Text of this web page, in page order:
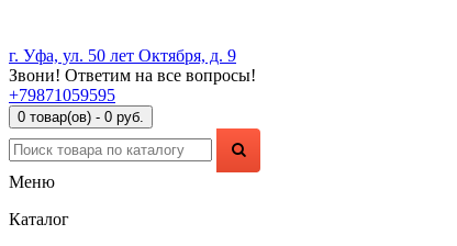
г. Уфа, ул. 50 лет Октября, д. 9
Звони! Ответим на все вопросы!
+79871059595
0 товар(ов) - 0 руб.
Меню
Каталог